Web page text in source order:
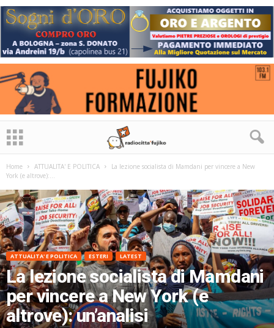
Home ATTUALITA' E POLITICA
La lezione socialista di Mamdani per vincere a New
York (e altrove):...
ATTUALITA' E POLITICA ESTERI LATEST
La lezione socialista di Mamdani
per vincere a New York (e
altrove): un’analisi